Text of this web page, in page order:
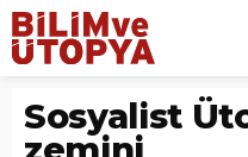
Sosyalist